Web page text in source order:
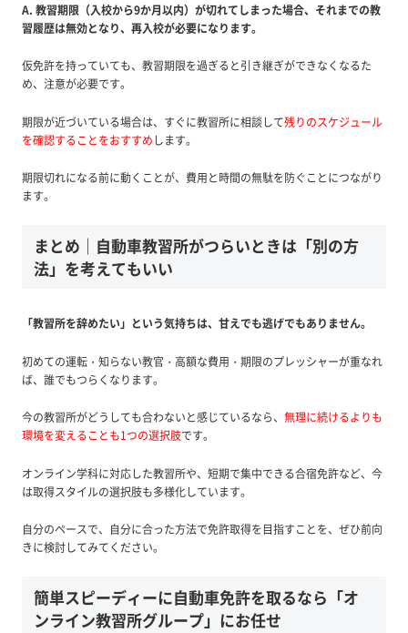
A. 教習期限（入校から9か月以内）が切れてしまった場合、それまでの教
習履歴は無効となり、再入校が必要になります。
仮免許を持っていても、教習期限を過ぎると引き継ぎができなくなるた
め、注意が必要です。
期限が近づいている場合は、すぐに教習所に相談して残りのスケジュール
を確認することをおすすめします。
期限切れになる前に動くことが、費用と時間の無駄を防ぐことにつながり
ます。
まとめ｜自動車教習所がつらいときは「別の方
法」を考えてもいい
「教習所を辞めたい」という気持ちは、甘えでも逃げでもありません。
初めての運転・知らない教官・高額な費用・期限のプレッシャーが重なれ
ば、誰でもつらくなります。
今の教習所がどうしても合わないと感じているなら、 無理に続けるよりも
環境を変えることも1つの選択肢です。
オンライン学科に対応した教習所や、短期で集中できる合宿免許など、今
は取得スタイルの選択肢も多様化しています。
自分のペースで、自分に合った方法で免許取得を目指すことを、ぜひ前向
きに検討してみてください。
簡単スピーディーに自動車免許を取るなら「オ
ンライン教習所グループ」にお任せ